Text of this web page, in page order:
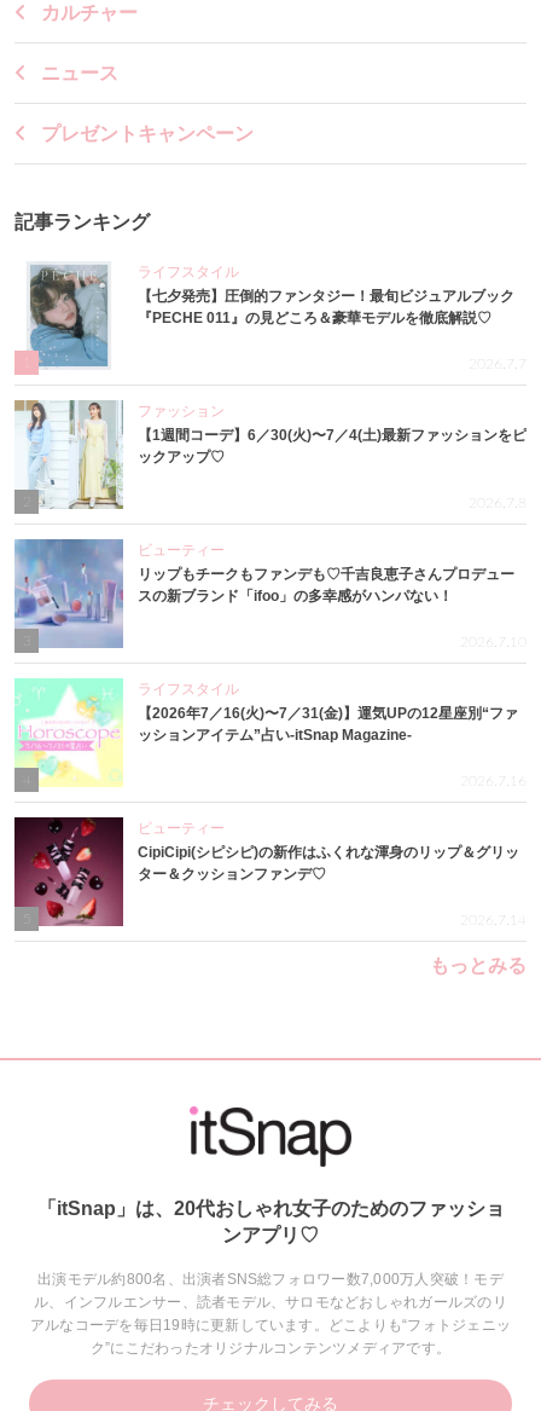
カルチャー
ニュース
プレゼントキャンペーン
記事ランキング
ライフスタイル
【七夕発売】圧倒的ファンタジー！最旬ビジュアルブック
『PECHE 011』の見どころ＆豪華モデルを徹底解説♡
2026.7.7
2
ファッション
【1週間コーデ】6／30(火)〜7／4(土)最新ファッションをピ
ックアップ♡
2026.7.8
3
ビューティー
リップもチークもファンデも♡千吉良恵子さんプロデュー
スの新ブランド「ifoo」の多幸感がハンパない！
2026.7.10
ライフスタイル
【2026年7／16(火)〜7／31(金)】運気UPの12星座別“ファ
ッションアイテム”占い-itSnap Magazine-
2026.7.16
ビューティー
CipiCipi(シピシピ)の新作はふくれな渾身のリップ＆グリッ
ター＆クッションファンデ♡
2026.7.14
もっとみる
「itSnap」は、20代おしゃれ女子のためのファッショ
ンアプリ♡
出演モデル約800名、出演者SNS総フォロワー数7,000万人突破！モデ
ル、インフルエンサー、読者モデル、サロモなどおしゃれガールズのリ
アルなコーデを毎日19時に更新しています。どこよりも“フォトジェニッ
ク”にこだわったオリジナルコンテンツメディアです。
チェックしてみる